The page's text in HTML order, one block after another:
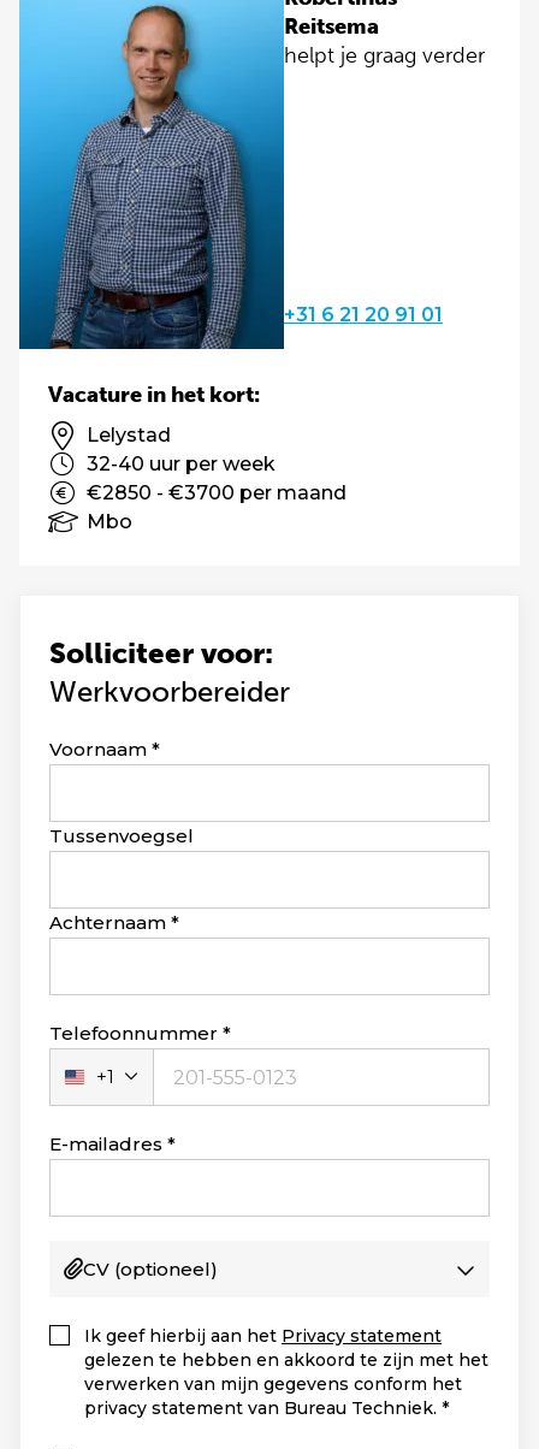
Reitsema
helpt je graag verder
+31 6 21 20 91 01
Solliciteer voor:
Werkvoorbereider
Leave
blank
Voornaam
Tussenvoegsel
Achternaam
Telefoonnummer
Verenigde
Staten
+1
+1
E-mailadres
CV (optioneel)
Ik geef hierbij aan het Privacy statement
gelezen te hebben en akkoord te zijn met het
verwerken van mijn gegevens conform het
privacy statement van Bureau Techniek.
Vacature in het kort:
Lelystad
32-40 uur per week
€2850 - €3700 per maand
Mbo